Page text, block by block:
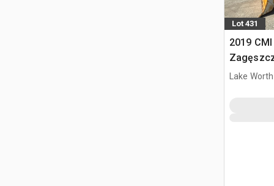
Lot 431
2019
Lake